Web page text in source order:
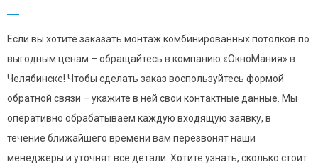
Если вы хотите заказать монтаж комбинированных потолков по
выгодным ценам – обращайтесь в компанию «ОкноМания» в
Челябинске! Чтобы сделать заказ воспользуйтесь формой
обратной связи – укажите в ней свои контактные данные. Мы
оперативно обрабатываем каждую входящую заявку, в
течение ближайшего времени вам перезвонят наши
менеджеры и уточнят все детали. Хотите узнать, сколько стоит